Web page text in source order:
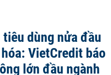
dùng nửa đầu
VietCredit báo
lớn đầu ngành